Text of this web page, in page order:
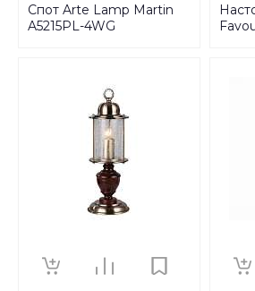
Спот Arte Lamp Martin
A5215PL-4WG